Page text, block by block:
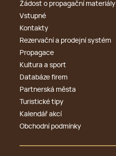
Žádost o propagační materiály
Vstupné
Kontakty
Rezervační a prodejní systém
Propagace
Kultura a sport
Databáze firem
Partnerská města
Turistické tipy
Kalendář akcí
Obchodní podmínky